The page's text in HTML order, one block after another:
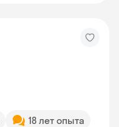
18 лет опыта